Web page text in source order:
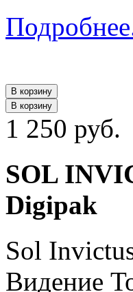
В корзину
В корзину
1 250 руб.
SOL
Digipak
Sol
Видение